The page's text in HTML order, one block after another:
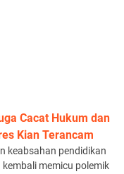
Cacat Hukum dan
Kian Terancam
keabsahan pendidikan
memicu polemik